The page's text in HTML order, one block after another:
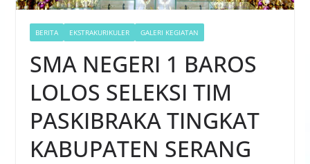
BERITA EKSTRAKURIKULER GALERI KEGIATAN
SMA NEGERI 1 BAROS
LOLOS SELEKSI TIM
PASKIBRAKA TINGKAT
KABUPATEN SERANG